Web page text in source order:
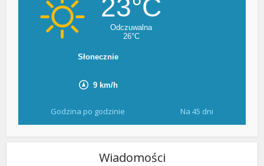
Godzina po godzinie Na 45 dni
Wiadomości